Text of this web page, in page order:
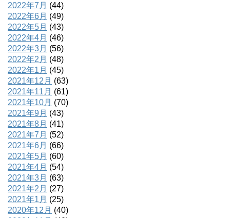
2022年7月 (44)
2022年6月 (49)
2022年5月 (43)
2022年4月 (46)
2022年3月 (56)
2022年2月 (48)
2022年1月 (45)
2021年12月 (63)
2021年11月 (61)
2021年10月 (70)
2021年9月 (43)
2021年8月 (41)
2021年7月 (52)
2021年6月 (66)
2021年5月 (60)
2021年4月 (54)
2021年3月 (63)
2021年2月 (27)
2021年1月 (25)
2020年12月 (40)